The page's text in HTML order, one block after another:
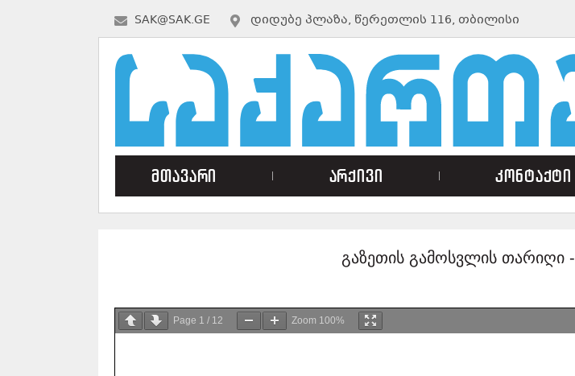
SAK@SAK.GE ᲓᲘᲓᲣᲑᲔ ᲞᲚᲐᲖᲐ, ᲬᲔᲠᲔᲗᲚᲘᲡ 116, ᲗᲑᲘᲚᲘᲡᲘ
მთავარი არქივი კონტაქტი
გაზეთის გამოსვლის თარიღი -
Page 1 / 12 Zoom 100%